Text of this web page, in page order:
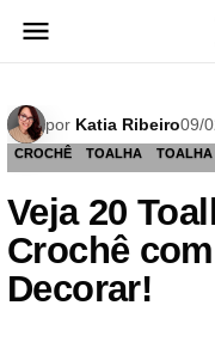
para
por Katia Ribeiro09/
CROCHÊ TOALHA TOALHA
Veja 20
Crochê
Decorar!